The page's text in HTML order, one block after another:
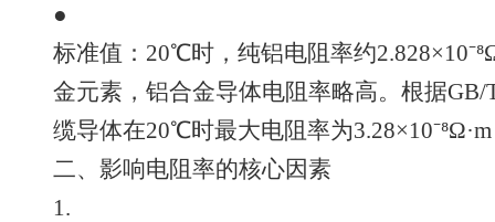
●
标准值：20℃时，纯铝电阻率约
金元素，铝合金导体电阻率略高。根据
缆导体在20℃时最大电阻率为
二、影响电阻率的核心因素
1.